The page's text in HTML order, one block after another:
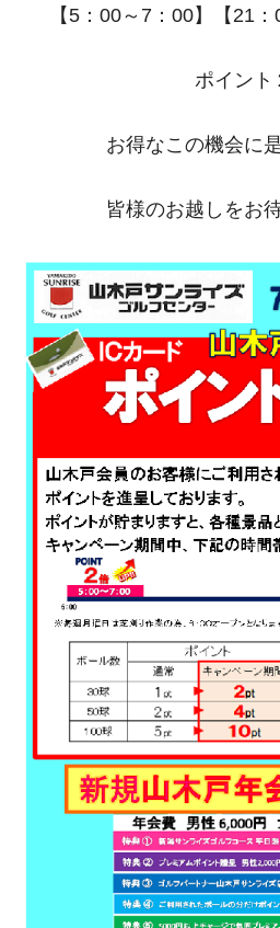
【5：00～7：00】【21：
ポイント
お得なこの機会に
皆様のお越しをお